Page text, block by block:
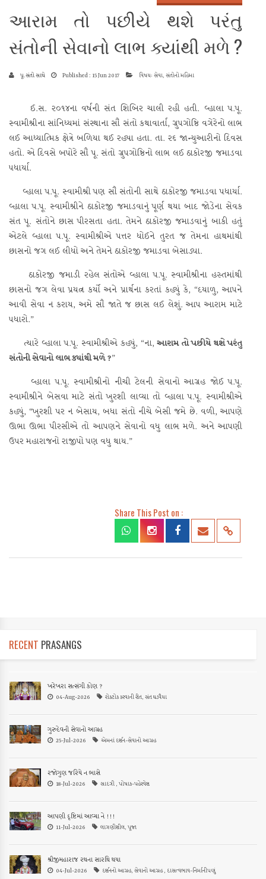
આરામ તો પછીયે થશે પરંતુ
સંતોની સેવાનો લાભ ક્યાંથી મળે ?
પૂ.સંતો સાથે Published : 15 Jun 2017 વિષય: સેવા, સંતોનો મહિમા
ઈ.સ. ૨૦૧૪ના વર્ષની સંત શિબિર ચાલી રહી હતી. વ્હાલા પ.પૂ.
સ્વામીશ્રીના સાંનિધ્યમાં સંસ્થાના સૌ સંતો કથાવાર્તા, ગ્રુપગોષ્ઠિ વગેરેનો લાભ
લઈ આધ્યાત્મિક ક્ષેત્રે બળિયા થઈ રહ્યા હતા. તા. ૨૬ જાન્યુઆરીનો દિવસ
હતો. એ દિવસે બપોરે સૌ પૂ. સંતો ગ્રુપગોષ્ઠિનો લાભ લઈ ઠાકોરજી જમાડવા
પધાર્યા.
વ્હાલા પ.પૂ. સ્વામીશ્રી પણ સૌ સંતોની સાથે ઠાકોરજી જમાડવા પધાર્યા.
વ્હાલા પ.પૂ. સ્વામીશ્રીને ઠાકોરજી જમાડવાનું પૂર્ણ થયા બાદ જોડેના સેવક
સંત પૂ. સંતોને છાસ પીરસતા હતા. તેમને ઠાકોરજી જમાડવાનું બાકી હતું
એટલે વ્હાલા પ.પૂ. સ્વામીશ્રીએ પત્તર ધોઈને તુરત જ તેમના હાથમાંથી
છાસનો જગ લઈ લીધો અને તેમને ઠાકોરજી જમાડવા બેસાડ્યા.
ઠાકોરજી જમાડી રહેલ સંતોએ વ્હાલા પ.પૂ. સ્વામીશ્રીના હસ્તમાંથી
છાસનો જગ લેવા પ્રયત્ન કર્યો અને પ્રાર્થના કરતાં કહ્યું કે, “દયાળુ, આપને
આવી સેવા ન કરાય, અમે સૌ જાતે જ છાસ લઈ લેશું. આપ આરામ માટે
પધારો.”
ત્યારે વ્હાલા પ.પૂ. સ્વામીશ્રીએ કહ્યું, “ના, આરામ તો પછીયે થશે પરંતુ
સંતોની સેવાનો લાભ ક્યાંથી મળે ?”
વ્હાલા પ.પૂ. સ્વામીશ્રીનો નીચી ટેલની સેવાનો આગ્રહ જોઈ પ.પૂ.
સ્વામીશ્રીને બેસવા માટે સંતો ખુરશી લાવ્યા તો વ્હાલા પ.પૂ. સ્વામીશ્રીએ
કહ્યું, “ખુરશી પર ન બેસાય, બધા સંતો નીચે બેસી જમે છે. વળી, આપણે
ઊભા ઊભા પીરસીએ તો આપણને સેવાનો વધુ લાભ મળે. અને આપણી
ઉપર મહારાજનો રાજીપો પણ વધુ થાય.”
Share This Post on :
RECENT PRASANGS
ખરેખરા સત્સંગી કોણ ?
04-Aug-2026 રોકટોક કરવાની રીત, સંત ઘડવૈયા
ગુરુદેવની સેવાનો આગ્રહ
25-Jul-2026 એમનાં દર્શન-સેવાનો આગ્રહ
રજોગુણ જરિયે ન ભાસે
18-Jul-2026 સાદગી , પોષાક-પહેરવેશ
આપણી દૃષ્ટિમાં આવ્યા ને !!!
11-Jul-2026 લાગણીશીલ, પૂજા
શ્રીજીમહારાજ રથના સારથિ થયા
04-Jul-2026 દર્શનનો આગ્રહ, સેવાનો આગ્રહ , દાસત્વભાવ-નિર્માનીપણું